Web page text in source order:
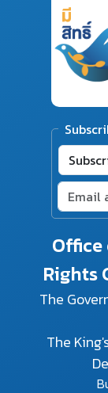
Rights
The
The